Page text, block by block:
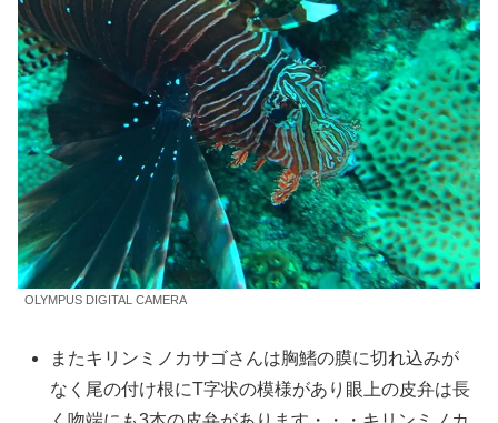
OLYMPUS DIGITAL CAMERA
またキリンミノカサゴさんは胸鰭の膜に切れ込みが
なく尾の付け根にT字状の模様があり眼上の皮弁は長